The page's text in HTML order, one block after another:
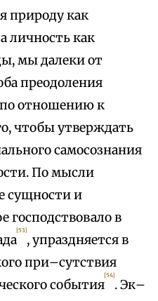
природу как
личность как
мы далеки от
преодоления
отношению к
чтобы утверждать
самосознания
По мысли
сущности и
господствовало в
[53]
, упраздняется в
при–сутствия
события
[54]
. Эк–